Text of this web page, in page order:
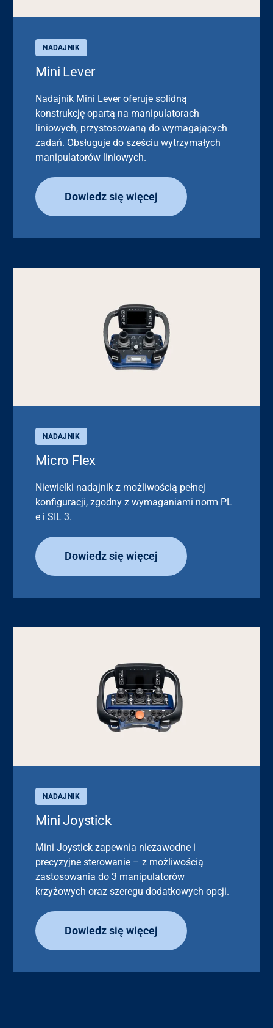
NADAJNIK
Mini Lever
Nadajnik Mini Lever oferuje solidną
konstrukcję opartą na manipulatorach
liniowych, przystosowaną do wymagających
zadań. Obsługuje do sześciu wytrzymałych
manipulatorów liniowych.
Dowiedz się więcej
NADAJNIK
Micro Flex
Niewielki nadajnik z możliwością pełnej
konfiguracji, zgodny z wymaganiami norm PL
e i SIL 3.
Dowiedz się więcej
NADAJNIK
Mini Joystick
Mini Joystick zapewnia niezawodne i
precyzyjne sterowanie – z możliwością
zastosowania do 3 manipulatorów
krzyżowych oraz szeregu dodatkowych opcji.
Dowiedz się więcej